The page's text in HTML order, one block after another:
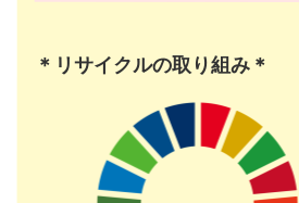
＊リサイクルの取り組み＊